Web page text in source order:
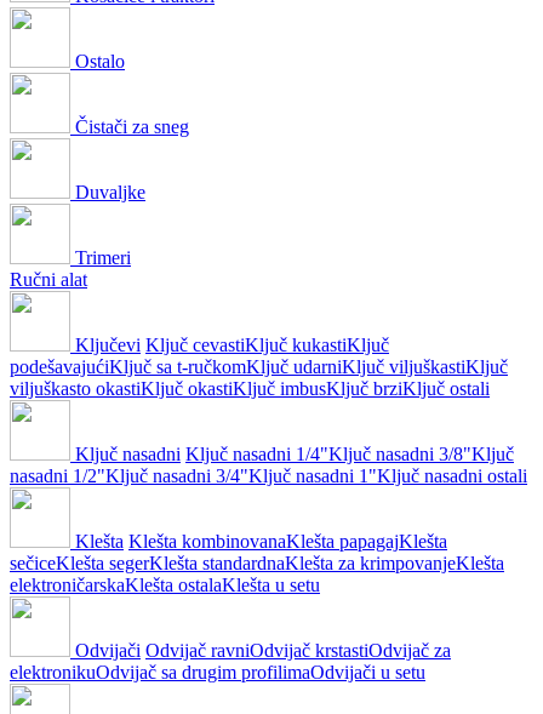
Ostalo
Čistači za sneg
Duvaljke
Trimeri
Ručni alat
Ključevi Ključ cevastiKljuč kukastiKljuč
podešavajućiKljuč sa t-ručkomKljuč udarniKljuč viljuškastiKljuč
viljuškasto okastiKljuč okastiKljuč imbusKljuč brziKljuč ostali
Ključ nasadni Ključ nasadni 1/4"Ključ nasadni 3/8"Ključ
nasadni 1/2"Ključ nasadni 3/4"Ključ nasadni 1"Ključ nasadni ostali
Klešta Klešta kombinovanaKlešta papagajKlešta
sečiceKlešta segerKlešta standardnaKlešta za krimpovanjeKlešta
elektroničarskaKlešta ostalaKlešta u setu
Odvijači Odvijač ravniOdvijač krstastiOdvijač za
elektronikuOdvijač sa drugim profilimaOdvijači u setu